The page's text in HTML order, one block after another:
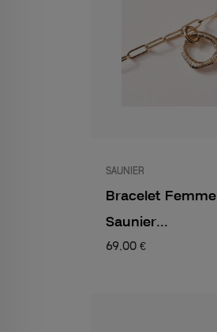
SAUNIER
Bracelet Femme
Saunier...
69,00 €